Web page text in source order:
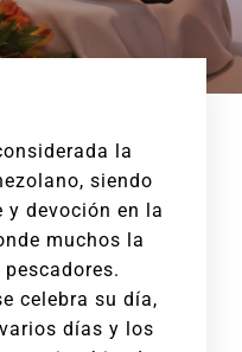
la
siendo
y devoción en la
muchos la
celebra su día,
días y los